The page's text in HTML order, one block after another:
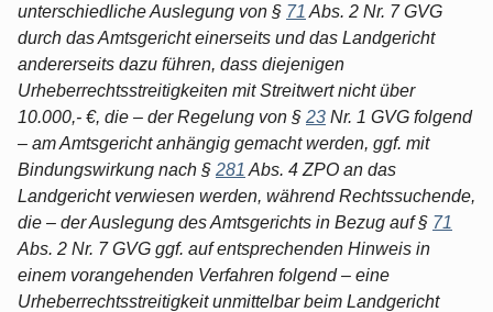
unterschiedliche Auslegung von § 71 Abs. 2 Nr. 7 GVG
durch das Amtsgericht einerseits und das Landgericht
andererseits dazu führen, dass diejenigen
Urheberrechtsstreitigkeiten mit Streitwert nicht über
10.000,- €, die – der Regelung von § 23 Nr. 1 GVG folgend
– am Amtsgericht anhängig gemacht werden, ggf. mit
Bindungswirkung nach § 281 Abs. 4 ZPO an das
Landgericht verwiesen werden, während Rechtssuchende,
die – der Auslegung des Amtsgerichts in Bezug auf § 71
Abs. 2 Nr. 7 GVG ggf. auf entsprechenden Hinweis in
einem vorangehenden Verfahren folgend – eine
Urheberrechtsstreitigkeit unmittelbar beim Landgericht